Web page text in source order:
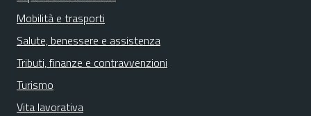
Mobilità e trasporti
Salute, benessere e assistenza
Tributi, finanze e contravvenzioni
Turismo
Vita lavorativa